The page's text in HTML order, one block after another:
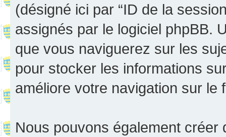
(désigné ici par “ID de la
assignés par le logiciel phpBB.
que vous naviguerez sur les
pour stocker les informations
améliore votre navigation sur le
Nous pouvons également